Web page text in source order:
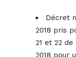
Décret
2018 pris
21 et 22 de
2018 pour